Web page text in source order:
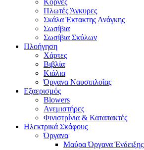
Κόρνες
Πλωτές Άγκυρες
Σκάλα Έκτακτης Ανάγκης
Σωσίβια
Σωσίβια Σκύλων
Πλοήγηση
Χάρτες
Βιβλία
Κιάλια
Όργανα Ναυσιπλοΐας
Εξαερισμός
Blowers
Ανεμιστήρες
Φινιστρίνια & Καταπακτές
Ηλεκτρικά Σκάφους
Όργανα
Μαύρα Όργανα Ένδειξης